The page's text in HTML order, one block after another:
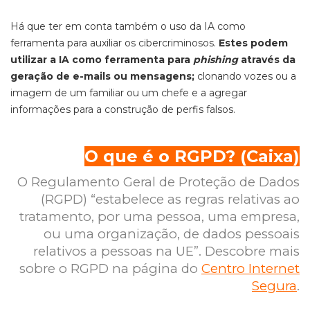
Há que ter em conta também o uso da IA como
ferramenta para auxiliar os cibercriminosos. Estes podem
utilizar a IA como ferramenta para phishingatravés da
geração de e-mails ou mensagens; clonando vozes ou a
imagem de um familiar ou um chefe e a agregar
informações para a construção de perfis falsos.
O que é o RGPD? (Caixa)
O Regulamento Geral de Proteção de Dados
(RGPD) “estabelece as regras relativas ao
tratamento, por uma pessoa, uma empresa,
ou uma organização, de dados pessoais
relativos a pessoas na UE”. Descobre mais
sobre o RGPD na página do Centro Internet
Segura.